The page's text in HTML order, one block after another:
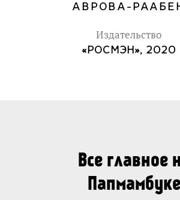
АВРОВА-
Издательство
«РОСМЭН», 2020
Все главное
Папмамбуке